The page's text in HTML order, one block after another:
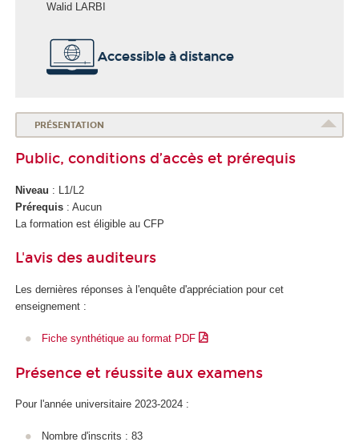
Walid LARBI
Accessible à distance
PRÉSENTATION
Public, conditions d’accès et prérequis
Niveau : L1/L2
Prérequis : Aucun
La formation est éligible au CFP
L'avis des auditeurs
Les dernières réponses à l'enquête d'appréciation pour cet
enseignement :
Fiche synthétique au format PDF
Présence et réussite aux examens
Pour l'année universitaire 2023-2024 :
Nombre d'inscrits : 83